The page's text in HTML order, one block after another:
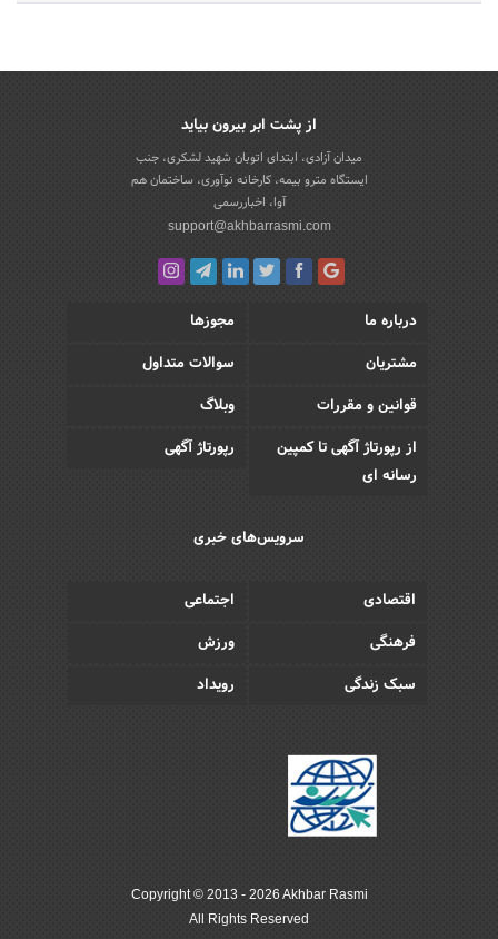
از پشت ابر بیرون بیاید
میدان آزادی، ابتدای اتوبان شهید لشکری، جنب
ایستگاه مترو بیمه، کارخانه نوآوری، ساختمان هم
آوا، اخباررسمی
support@akhbarrasmi.com
درباره ما
مجوزها
مشتریان
سوالات متداول
قوانین و مقررات
وبلاگ
از رپورتاژ آگهی تا کمپین
رسانه ای
رپورتاژ آگهی
سرویس‌های خبری
اقتصادی
اجتماعی
فرهنگی
ورزش
سبک زندگی
رویداد
Copyright © 2013 - 2026 Akhbar Rasmi
All Rights Reserved